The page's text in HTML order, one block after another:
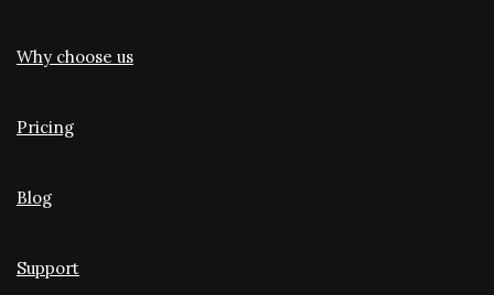
Why choose us
Pricing
Blog
Support